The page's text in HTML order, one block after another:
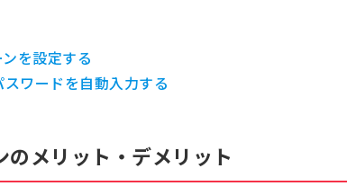
る方法はありますか？
データ漏洩で検出されたことがあるため、このア
ます」という警告をオフにできますか？
パスワード管理アプリ以外の管理方法
を設定する
ワードを自動入力する
メリット・デメリット